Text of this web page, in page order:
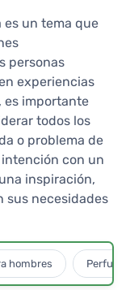
es un tema que
personas
experiencias
es importante
todos los
o problema de
con un
inspiración,
sus necesidades
hombres